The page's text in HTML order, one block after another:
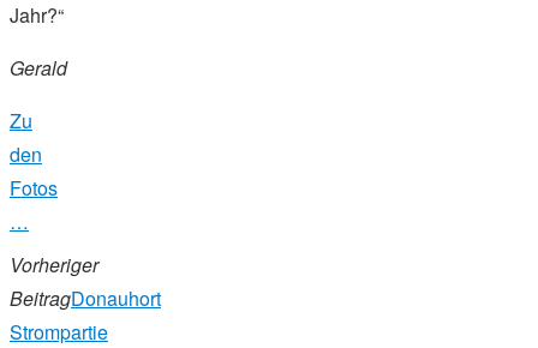
Jahr?“
Gerald
Zu
den
Fotos
…
Vorheriger
BeitragDonauhort
Strompartie